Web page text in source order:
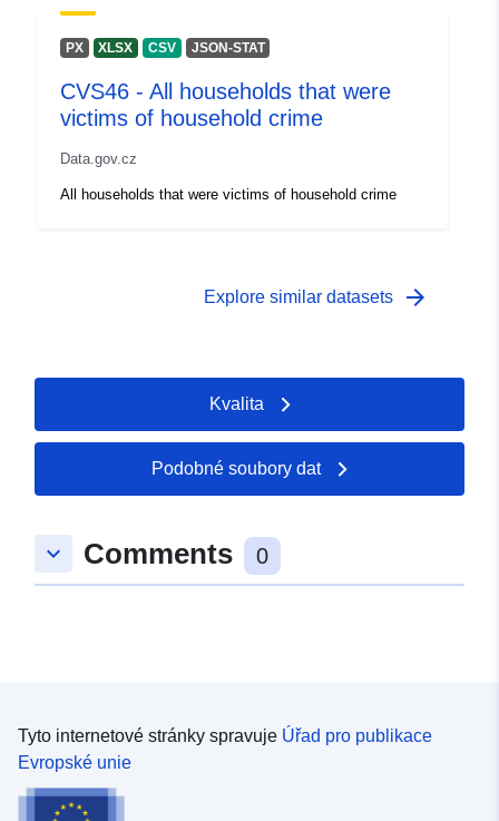
PX XLSX CSV JSON-STAT
CVS46 - All households that were
victims of household crime
Data.gov.cz
All households that were victims of household crime
Explore similar datasets arrow_forward
Kvalita
Podobné soubory dat
keyboard_arrow_down Comments 0
Tyto internetové stránky spravuje Úřad pro publikace
Evropské unie